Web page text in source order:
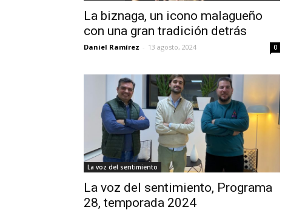
La biznaga, un icono malagueño
con una gran tradición detrás
Daniel Ramírez - 13 agosto, 2024 0
La voz del sentimiento
La voz del sentimiento, Programa
28, temporada 2024